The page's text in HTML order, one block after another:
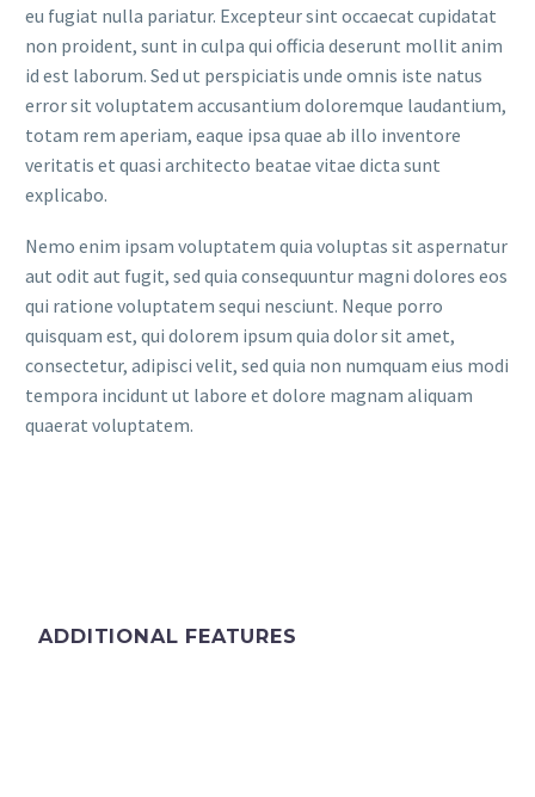
eu fugiat nulla pariatur. Excepteur sint occaecat cupidatat
non proident, sunt in culpa qui officia deserunt mollit anim
id est laborum. Sed ut perspiciatis unde omnis iste natus
error sit voluptatem accusantium doloremque laudantium,
totam rem aperiam, eaque ipsa quae ab illo inventore
veritatis et quasi architecto beatae vitae dicta sunt
explicabo.
Nemo enim ipsam voluptatem quia voluptas sit aspernatur
aut odit aut fugit, sed quia consequuntur magni dolores eos
qui ratione voluptatem sequi nesciunt. Neque porro
quisquam est, qui dolorem ipsum quia dolor sit amet,
consectetur, adipisci velit, sed quia non numquam eius modi
tempora incidunt ut labore et dolore magnam aliquam
quaerat voluptatem.
ADDITIONAL FEATURES